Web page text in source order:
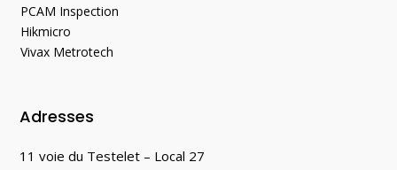
PCAM Inspection
Hikmicro
Vivax Metrotech
Adresses
11 voie du Testelet – Local 27